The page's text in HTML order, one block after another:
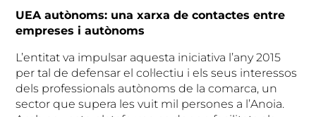
UEA autònoms: una xarxa de contactes entre
empreses i autònoms
L’entitat va impulsar aquesta iniciativa l’any 2015
per tal de defensar el col·lectiu i els seus interessos
dels professionals autònoms de la comarca, un
sector que supera les vuit mil persones a l’Anoia.